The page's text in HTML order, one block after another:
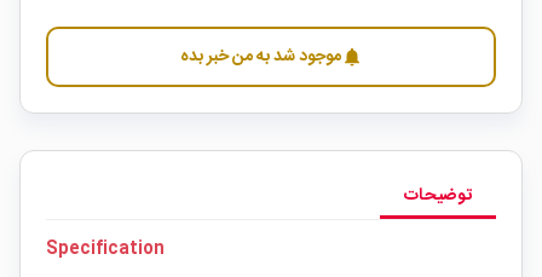
notificationsموجود شد به من خبر بده
توضیحات
Specification